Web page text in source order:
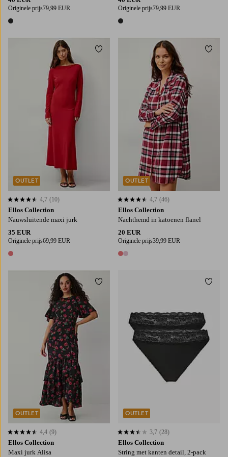
Originele prijs79,99 EUR
1 kleur
Originele prijs79,99 EUR
1 kleur
Ellos Collection
Nauwsluitende maxi jurk
35 EUR
Originele prijs69,99 EUR
1 kleur
4,7 op basis van 10 beoordelingen
4,7 (10)
OUTLET
Toevoegen aan favorieten
Ellos Collection
Nachthemd in katoenen flanel
20 EUR
Originele prijs39,99 EUR
2 kleuren
4,7 op basis van 46 beoordelingen
4,7 (46)
OUTLET
Ellos Collection
Maxi jurk Alisa
4,4 op basis van 9 beoordelingen
4,4 (9)
OUTLET
Toevoegen aan favorieten
Ellos Collection
String met kanten detail, 2-pack
3,7 op basis van 28 beoordelingen
3,7 (28)
OUTLET